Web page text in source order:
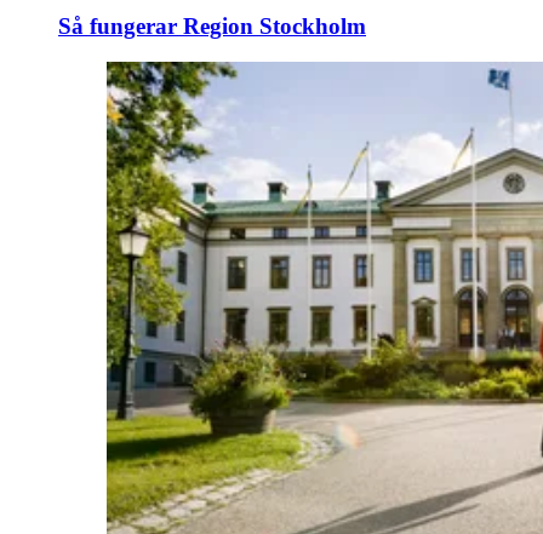
Så fungerar Region Stockholm